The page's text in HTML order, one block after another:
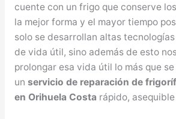
cuente con un frigo que conserve
la mejor forma y el mayor tiempo
solo se desarrollan altas
de vida útil, sino además de esto
prolongar esa vida útil lo más que
un servicio de reparación de
en Orihuela Costa rápido,